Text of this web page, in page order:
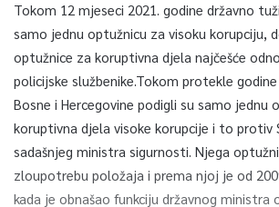
Tokom 12 mjeseci 2021. godine državno
samo jednu optužnicu za visoku korupciju,
optužnice za koruptivna djela najčešće
policijske službenike.Tokom protekle
Bosne i Hercegovine podigli su samo jednu
koruptivna djela visoke korupcije i to protiv
sadašnjeg ministra sigurnosti. Njega
zloupotrebu položaja i prema njoj je od
kada je obnašao funkciju državnog ministra